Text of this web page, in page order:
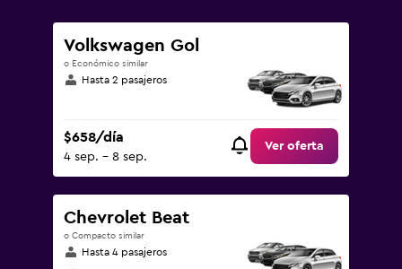
Volkswagen Gol
o Económico similar
Hasta 2 pasajeros
$658/día
4 sep. - 8 sep.
Ver oferta
Chevrolet Beat
o Compacto similar
Hasta 4 pasajeros